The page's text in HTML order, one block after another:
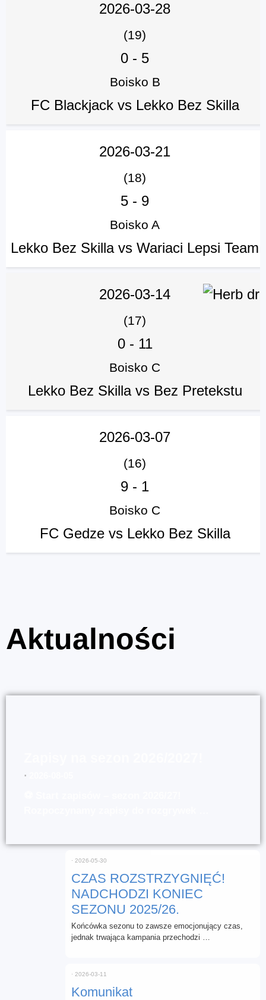
2026-03-28
(19)
0 - 5
Boisko B
FC Blackjack vs Lekko Bez Skilla
2026-03-21
(18)
5 - 9
Boisko A
Lekko Bez Skilla vs Wariaci Lepsi Team
2026-03-14
(17)
0- 11
Boisko C
Lekko Bez Skilla vs Bez Pretekstu
2026-03-07
(16)
9 - 1
Boisko C
FC Gedze vs Lekko Bez Skilla
Aktualności
⋅
CZAS ROZSTRZYGNIĘĆ!
NADCHODZI KONIEC
SEZONU 2025/26.
⋅ 2026-05-30
Końcówka sezonu to zawsze emocjonujący czas,
jednak trwająca kampania przechodzi …
Komunikat
⋅ 2026-03-11